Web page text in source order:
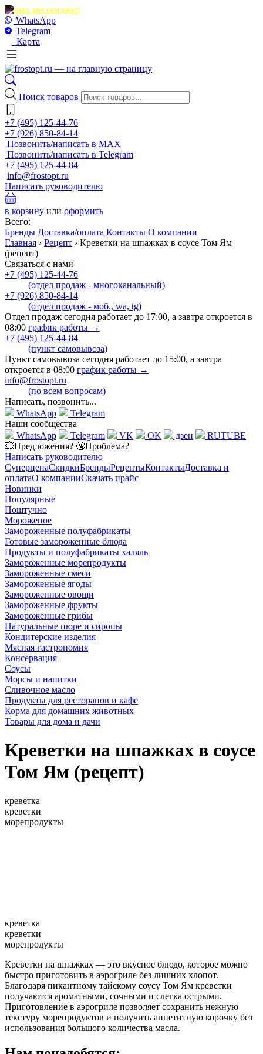
WhatsApp
Telegram
Карта
Поиск товаров
+7 (495) 125-44-76
+7 (926) 850-84-14
Позвонить/написать в MAX
Позвонить/написать в Telegram
+7 (495) 125-44-84
info@frostopt.ru
Написать руководителю
в корзину или оформить
Всего:
Бренды Доставка/оплата Контакты О компании
Главная › Рецепт › Креветки на шпажках в соусе Том Ям
(рецепт)
Связаться с нами
+7 (495) 125-44-76
(отдел продаж - многоканальный)
+7 (926) 850-84-14
(отдел продаж - моб., wa, tg)
Отдел продаж сегодня работает до 17:00, а завтра откроется в
08:00 график работы →
+7 (495) 125-44-84
(пункт самовывоза)
Пункт самовывоза сегодня работает до 15:00, а завтра
откроется в 08:00 график работы →
info@frostopt.ru
(по всем вопросам)
Написать, позвонить...
WhatsApp
Telegram
Наши сообщества
WhatsApp
Telegram VK OK дзен
RUTUBE
💥Предложения? 🤬Проблема?
Написать руководителю
СуперценаСкидкиБрендыРецептыКонтактыДоставка и
оплатаО компанииСкачать прайс
Новинки
Популярные
Поштучно
Мороженое
Замороженные полуфабрикаты
Готовые замороженные блюда
Продукты и полуфабрикаты халяль
Замороженные морепродукты
Замороженные смеси
Замороженные ягоды
Замороженные овощи
Замороженные фрукты
Замороженные грибы
Натуральные пюре и сиропы
Кондитерские изделия
Мясная гастрономия
Консервация
Соусы
Морсы и напитки
Сливочное масло
Продукты для ресторанов и кафе
Корма для домашних животных
Товары для дома и дачи
Креветки на шпажках в соусе
Том Ям (рецепт)
креветка
креветки
морепродукты
креветка
креветки
морепродукты
Креветки на шпажках — это вкусное блюдо, которое можно
быстро приготовить в аэрогриле без лишних хлопот.
Благодаря пикантному тайскому соусу Том Ям креветки
получаются ароматными, сочными и слегка острыми.
Приготовление в аэрогриле позволяет сохранить нежную
текстуру морепродуктов и получить аппетитную корочку без
использования большого количества масла.